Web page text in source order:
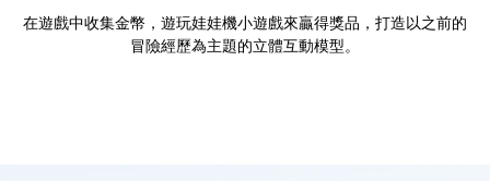
在遊戲中收集金幣，遊玩娃娃機小遊戲來贏得獎品，打造以之前的
冒險經歷為主題的立體互動模型。